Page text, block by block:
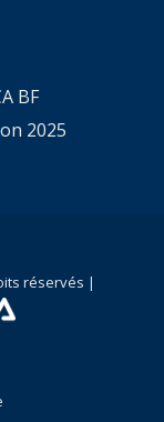
BF
2025
réservés |